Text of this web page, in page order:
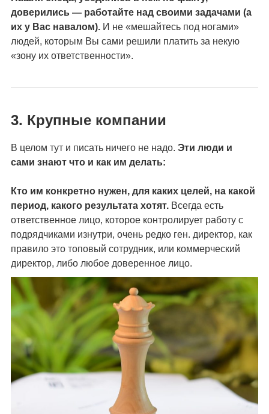
доверились — работайте над своими задачами (а
их у Вас навалом).И не «мешайтесь под ногами»
людей, которым Вы сами решили платить за некую
«зону их ответственности».
3. Крупные компании
В целом тут и писать ничего не надо. Эти люди и
сами знают что и как им делать:
Кто им конкретно нужен, для каких целей, на какой
период, какого результата хотят.Всегда есть
ответственное лицо, которое контролирует работу с
подрядчиками изнутри, очень редко ген. директор, как
правило это топовый сотрудник, или коммерческий
директор, либо любое доверенное лицо.